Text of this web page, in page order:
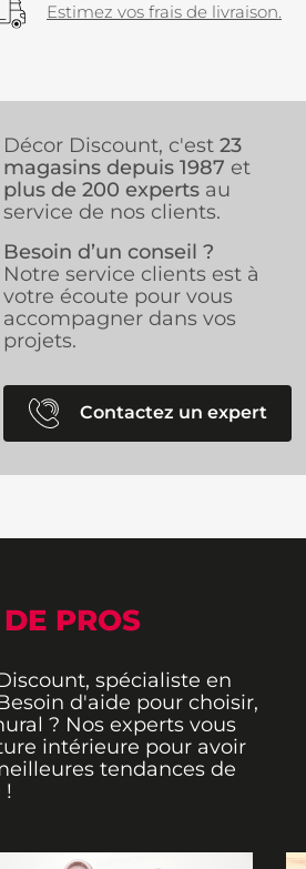
Estimez vos frais de livraison.
Décor Discount, c'est 23
magasins depuis 1987 et
plus de 200 experts au
service de nos clients.
Besoin d’un conseil ?
Notre service clients est à
votre écoute pour vous
accompagner dans vos
projets.
Contactez un expert
DE PROS
spécialiste en
d'aide pour choisir,
? Nos experts vous
intérieure pour avoir
tendances de
!